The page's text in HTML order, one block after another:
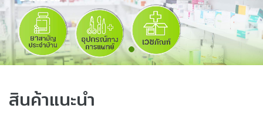
สินค้าแนะนำ